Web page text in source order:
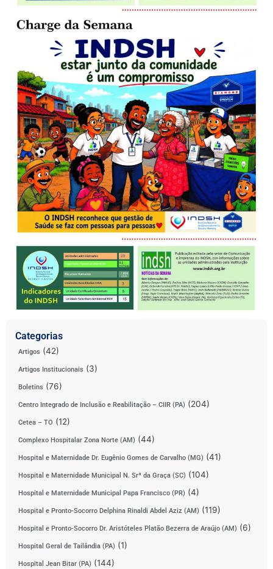
Categorias
Artigos (42)
Artigos Institucionais (3)
Boletins (76)
Centro Integrado de Inclusão e Reabilitação – CIIR (PA) (204)
Cetea – TO (12)
Complexo Hospitalar Zona Norte (AM) (44)
Hospital e Maternidade Dr. Eugênio Gomes de Carvalho (MG) (41)
Hospital e Maternidade Municipal N. Srª da Graça (SC) (104)
Hospital e Maternidade Municipal Papa Francisco (PR) (4)
Hospital e Pronto-Socorro Delphina Rinaldi Abdel Aziz (AM) (119)
Hospital e Pronto-Socorro Dr. Aristóteles Platão Bezerra de Araújo (AM) (6)
Hospital Geral de Tailândia (PA) (1)
Hospital Jean Bitar (PA) (144)